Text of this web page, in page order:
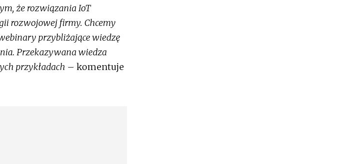
że rozwiązania IoT
rozwojowej firmy. Chcemy
przybliżające wiedzę
Przekazywana wiedza
przykładach – komentuje